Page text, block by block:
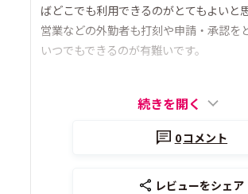
ばどこでも利用できるのがとてもよいと
営業などの外勤者も打刻や申請・承認を
いつでもできるのが有難いです。
続きを開く
0コメント
レビューをシェア